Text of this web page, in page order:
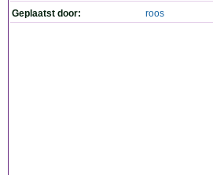
Geplaatst door: roos